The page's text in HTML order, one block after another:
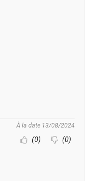
À la date 13/08/2024
(0) (0)